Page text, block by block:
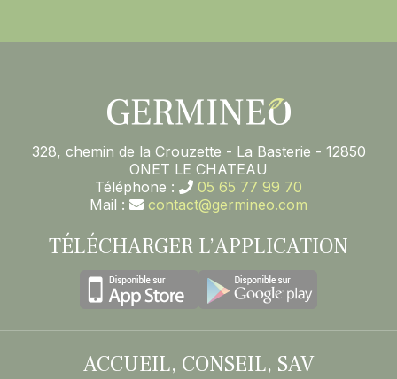
328, chemin de la Crouzette - La Basterie - 12850
ONET LE CHATEAU
Téléphone :
05 65 77 99 70
Mail :
contact@germineo.com
TÉLÉCHARGER L’APPLICATION
ACCUEIL, CONSEIL, SAV